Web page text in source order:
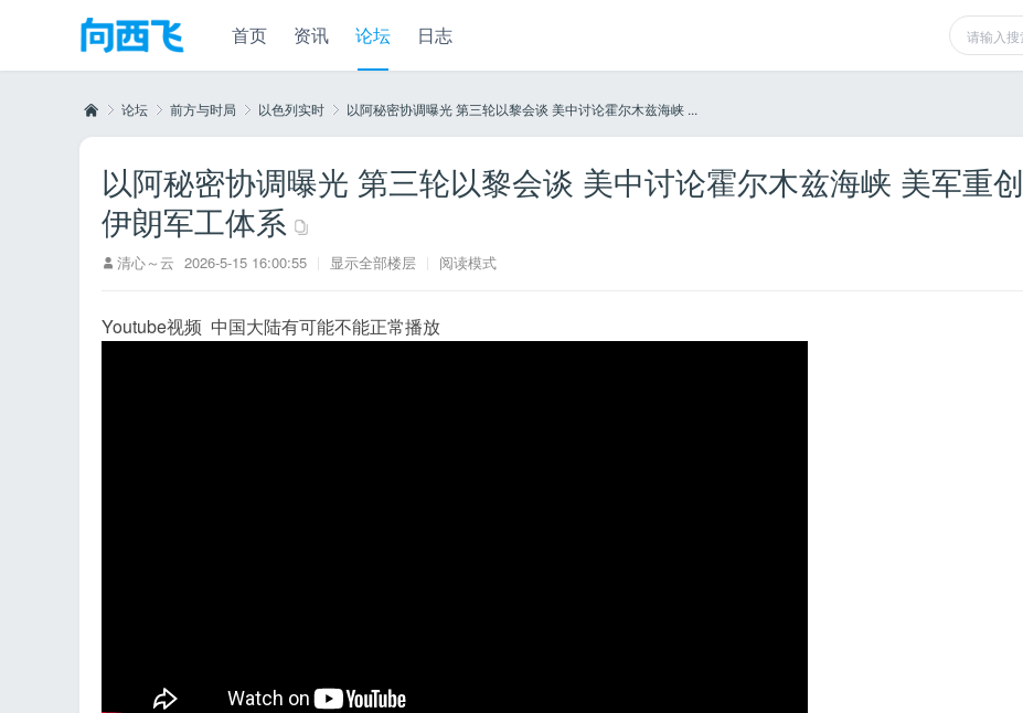
首页 资讯 论坛 日志
»
论坛 前方与时局
›
以色列实时
›
以阿秘密协调曝光 第三轮以黎会谈 美中讨论霍尔木兹海峡 ...
以阿秘密协调曝光 第三轮以黎会谈 美中讨论霍尔木兹海峡 美军重创
伊朗军工体系
清心～云 2026-5-15 16:00:55 | 显示全部楼层 | 阅读模式
Youtube视频 中国大陆有可能不能正常播放